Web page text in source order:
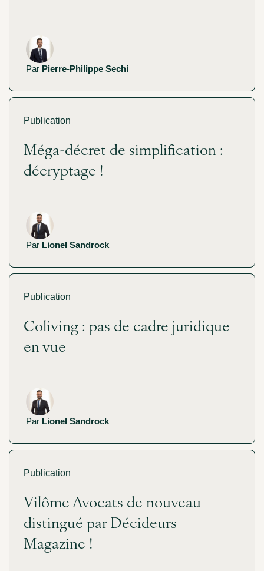
Par Pierre-Philippe Sechi
Publication
Méga-décret de simplification :
décryptage !
Par Lionel Sandrock
Publication
Coliving : pas de cadre juridique
en vue
Par Lionel Sandrock
Publication
Vilôme Avocats de nouveau
distingué par Décideurs
Magazine !